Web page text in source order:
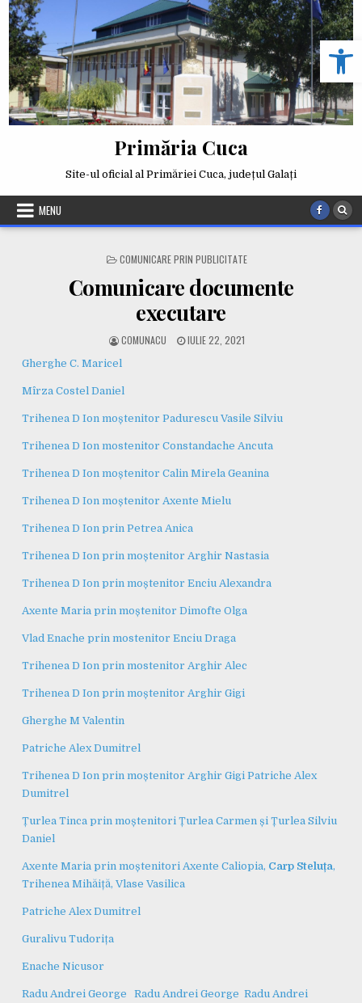
Skip
to
content
Primăria Cuca
Site-ul oficial al Primăriei Cuca, județul Galați
MENU
POSTED
COMUNICARE PRIN PUBLICITATE
Comunicare documente
executare
AUTHOR:
COMUNACU
PUBLISHED
IULIE 22, 2021
Gherghe C. Maricel
Mîrza Costel Daniel
Trihenea D Ion moștenitor Padurescu Vasile Silviu
Trihenea D Ion mostenitor Constandache Ancuta
Trihenea D Ion moștenitor Calin Mirela Geanina
Trihenea D Ion moștenitor Axente Mielu
Trihenea D Ion prin Petrea Anica
Trihenea D Ion prin moștenitor Arghir Nastasia
Trihenea D Ion prin moștenitor Enciu Alexandra
Axente Maria prin moștenitor Dimofte Olga
Vlad Enache prin mostenitor Enciu Draga
Trihenea D Ion prin mostenitor Arghir Alec
Trihenea D Ion prin moștenitor Arghir Gigi
Gherghe M Valentin
Patriche Alex Dumitrel
Trihenea D Ion prin moștenitor Arghir Gigi Patriche Alex
Dumitrel
Țurlea Tinca prin moștenitori Țurlea Carmen și Țurlea Silviu
Daniel
Axente Maria prin moștenitori Axente Caliopia, Carp Steluța,
Trihenea Mihăiță, Vlase Vasilica
Patriche Alex Dumitrel
Guralivu Tudorița
Enache Nicusor
Radu Andrei George Radu Andrei George Radu Andrei